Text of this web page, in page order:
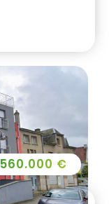
560.000 €